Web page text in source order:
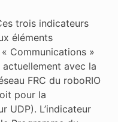
trois indicateurs
éléments
Communications »
avec la
FRC du roboRIO
pour la
UDP). L’indicateur